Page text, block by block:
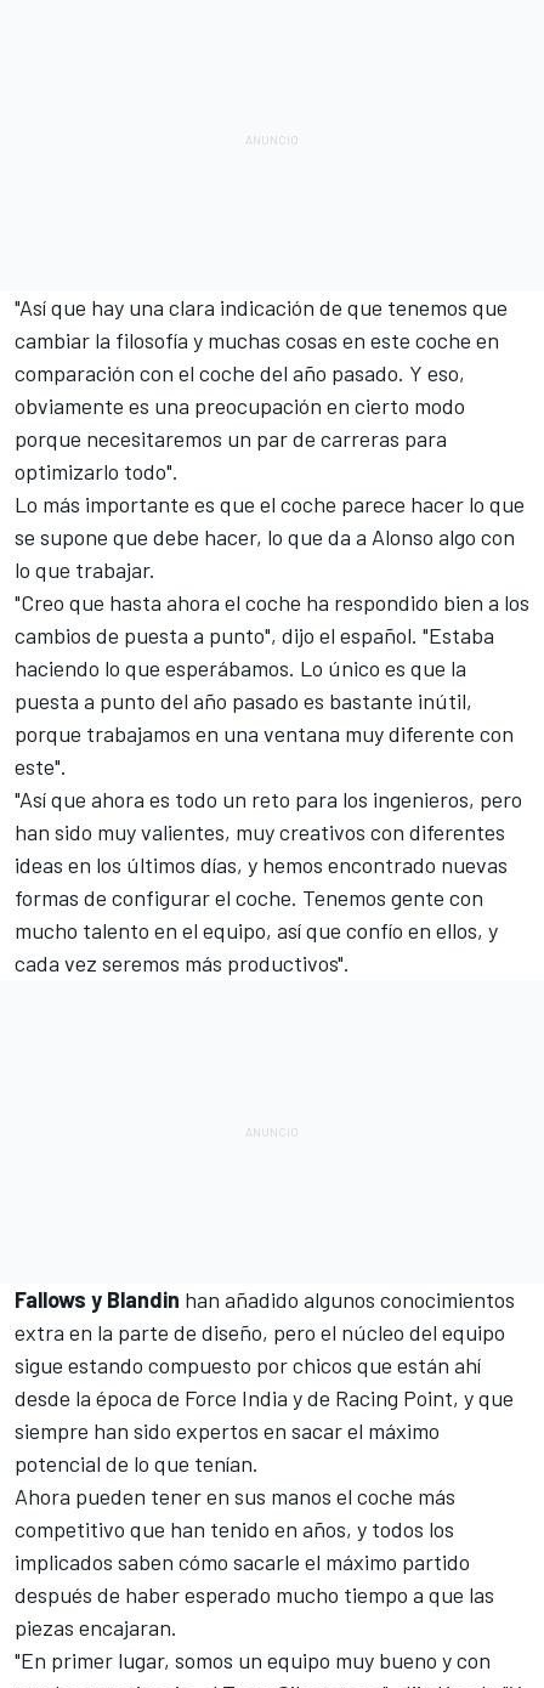
"Así que hay una clara indicación de que tenemos que
cambiar la filosofía y muchas cosas en este coche en
comparación con el coche del año pasado. Y eso,
obviamente es una preocupación en cierto modo
porque necesitaremos un par de carreras para
optimizarlo todo".
Lo más importante es que el coche parece hacer lo que
se supone que debe hacer, lo que da a Alonso algo con
lo que trabajar.
"Creo que hasta ahora el coche ha respondido bien a los
cambios de puesta a punto", dijo el español. "Estaba
haciendo lo que esperábamos. Lo único es que la
puesta a punto del año pasado es bastante inútil,
porque trabajamos en una ventana muy diferente con
este".
"Así que ahora es todo un reto para los ingenieros, pero
han sido muy valientes, muy creativos con diferentes
ideas en los últimos días, y hemos encontrado nuevas
formas de configurar el coche. Tenemos gente con
mucho talento en el equipo, así que confío en ellos, y
cada vez seremos más productivos".
Fallows y Blandin han añadido algunos conocimientos
extra en la parte de diseño, pero el núcleo del equipo
sigue estando compuesto por chicos que están ahí
desde la época de Force India y de Racing Point, y que
siempre han sido expertos en sacar el máximo
potencial de lo que tenían.
Ahora pueden tener en sus manos el coche más
competitivo que han tenido en años, y todos los
implicados saben cómo sacarle el máximo partido
después de haber esperado mucho tiempo a que las
piezas encajaran.
"En primer lugar, somos un equipo muy bueno y con